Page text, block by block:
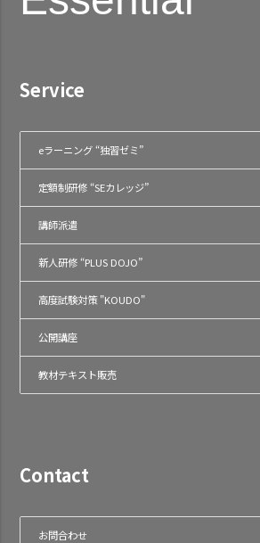
Service
eラーニング “独習ゼミ”
定額制研修 “SEカレッジ”
講師派遣
新人研修 “PLUS DOJO”
高度試験対策 "KOUDO"
公開講座
教材テキスト販売
Contact
お問合わせ